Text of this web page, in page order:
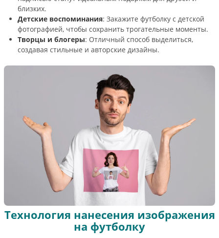
близких.
Детские воспоминания: Закажите футболку с детской
фотографией, чтобы сохранить трогательные моменты.
Творцы и блогеры: Отличный способ выделиться,
создавая стильные и авторские дизайны.
Технология нанесения изображения
на футболку